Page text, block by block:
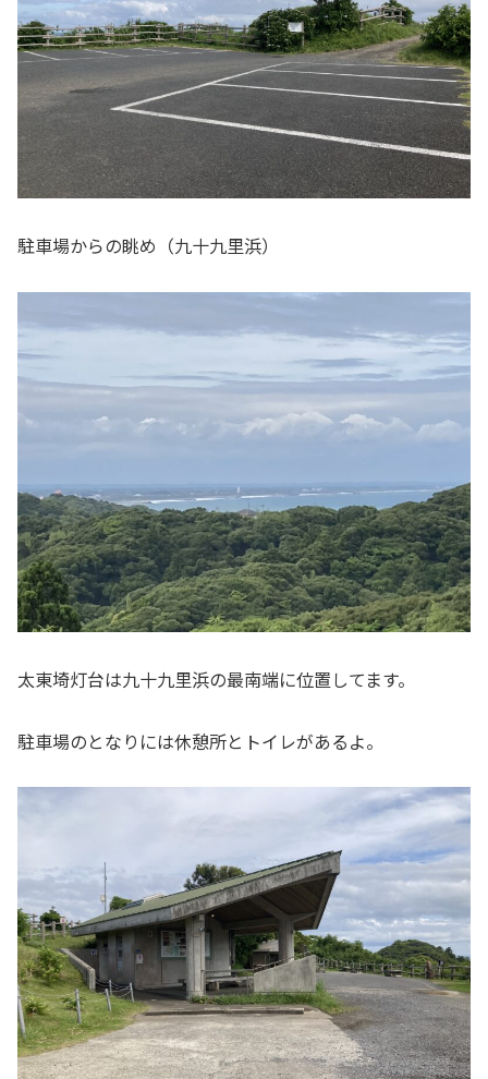
駐車場からの眺め（九十九里浜）
太東埼灯台は九十九里浜の最南端に位置してます。
駐車場のとなりには休憩所とトイレがあるよ。